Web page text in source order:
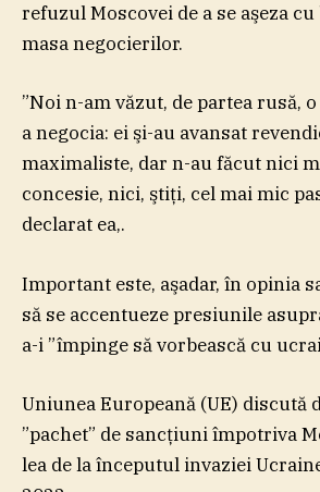
refuzul Moscovei de a se aşeza
masa negocierilor.
”Noi n-am văzut, de partea rusă,
a negocia: ei şi-au avansat
maximaliste, dar n-au făcut nici
concesie, nici, ştiţi, cel mai mic
declarat ea,.
Important este, aşadar, în opinia
să se accentueze presiunile
a-i ”împinge să vorbească cu
Uniunea Europeană (UE) discută
”pachet” de sancţiuni împotriva
lea de la începutul invaziei